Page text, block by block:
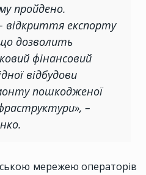
пройдено.
відкриття експорту
дозволить
фінансовий
відбудови
пошкодженої
–
мережею операторів